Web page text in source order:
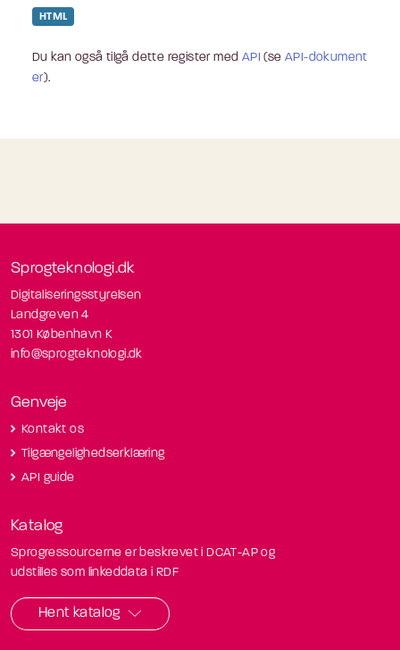
HTML
Du kan også tilgå dette register med API (seAPI-dokument
er).
Sprogteknologi.dk
Digitaliseringsstyrelsen
Landgreven 4
1301 København K
info@sprogteknologi.dk
Genveje
Kontakt os
Tilgængelighedserklæring
API guide
Katalog
Sprogressourcerne er beskrevet i DCAT-AP og
udstilles som linkeddata i RDF
Hent katalog